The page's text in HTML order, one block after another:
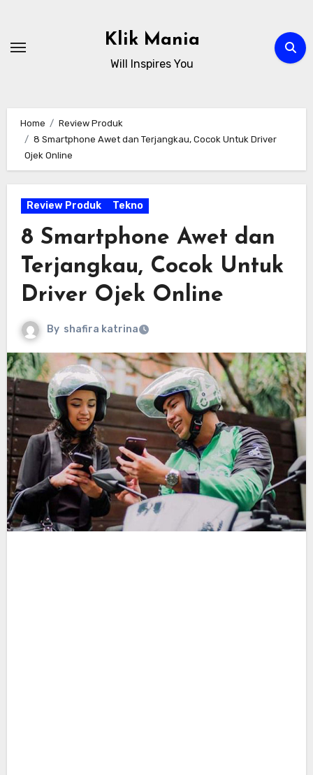
content
Klik Mania
Will Inspires You
Home
Review Produk
8 Smartphone Awet dan Terjangkau, Cocok Untuk Driver
Ojek Online
Review Produk Tekno
8 Smartphone Awet dan
Terjangkau, Cocok Untuk
Driver Ojek Online
By shafira katrina